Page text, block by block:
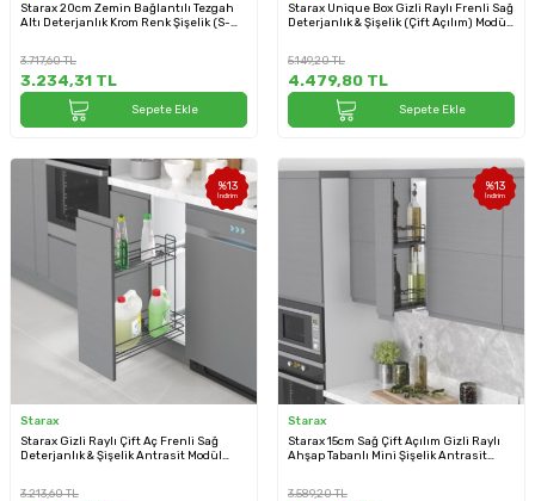
Starax 20cm Zemin Bağlantılı Tezgah
Altı Deterjanlık Krom Renk Şişelik (S-
3.717,60TL
3.234,31 TL
Sepete Ekle
Starax Unique Box Gizli Raylı Frenli Sağ
Deterjanlık & Şişelik (Çift Açılım) Modül
5.149,20TL
4.479,80 TL
Sepete Ekle
%13
İndirim
Starax
Starax Gizli Raylı Çift Aç Frenli Sağ
Deterjanlık & Şişelik Antrasit Modül
3.213,60TL
%13
İndirim
Starax
Starax 15cm Sağ Çift Açılım Gizli Raylı
Ahşap Tabanlı Mini Şişelik Antrasit
3.589,20TL